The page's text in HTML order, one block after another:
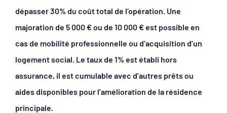
dépasser 30% du coût total de l’opération. Une
majoration de 5 000 € ou de 10 000 € est possible en
cas de mobilité professionnelle ou d’acquisition d’un
logement social. Le taux de 1% est établi hors
assurance, il est cumulable avec d’autres prêts ou
aides disponibles pour l’amélioration de la résidence
principale.